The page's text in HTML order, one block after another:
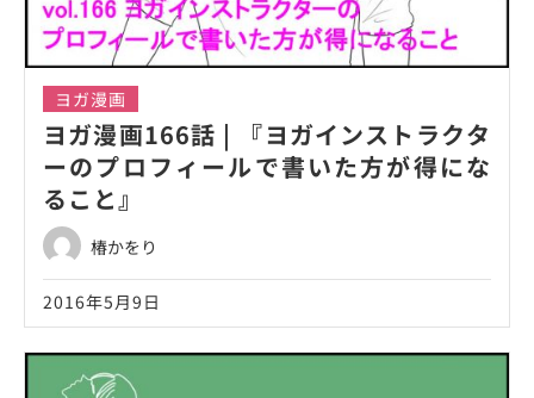
ヨガ漫画
ヨガ漫画166話 | 『ヨガインストラクタ
ーのプロフィールで書いた方が得にな
ること』
椿かをり
2016年5月9日